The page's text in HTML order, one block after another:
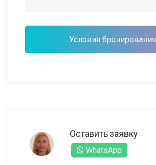
Условия бронирования
Оставить заявку
WhatsApp